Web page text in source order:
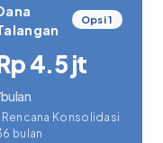
Opsi 1
4.5 jt
Rencana Konsolidasi
bulan